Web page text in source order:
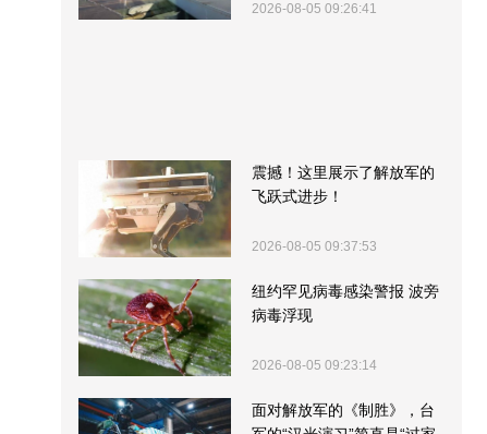
2026-08-05 09:26:41
震撼！这里展示了解放军的
飞跃式进步！
2026-08-05 09:37:53
纽约罕见病毒感染警报 波旁
病毒浮现
2026-08-05 09:23:14
面对解放军的《制胜》，台